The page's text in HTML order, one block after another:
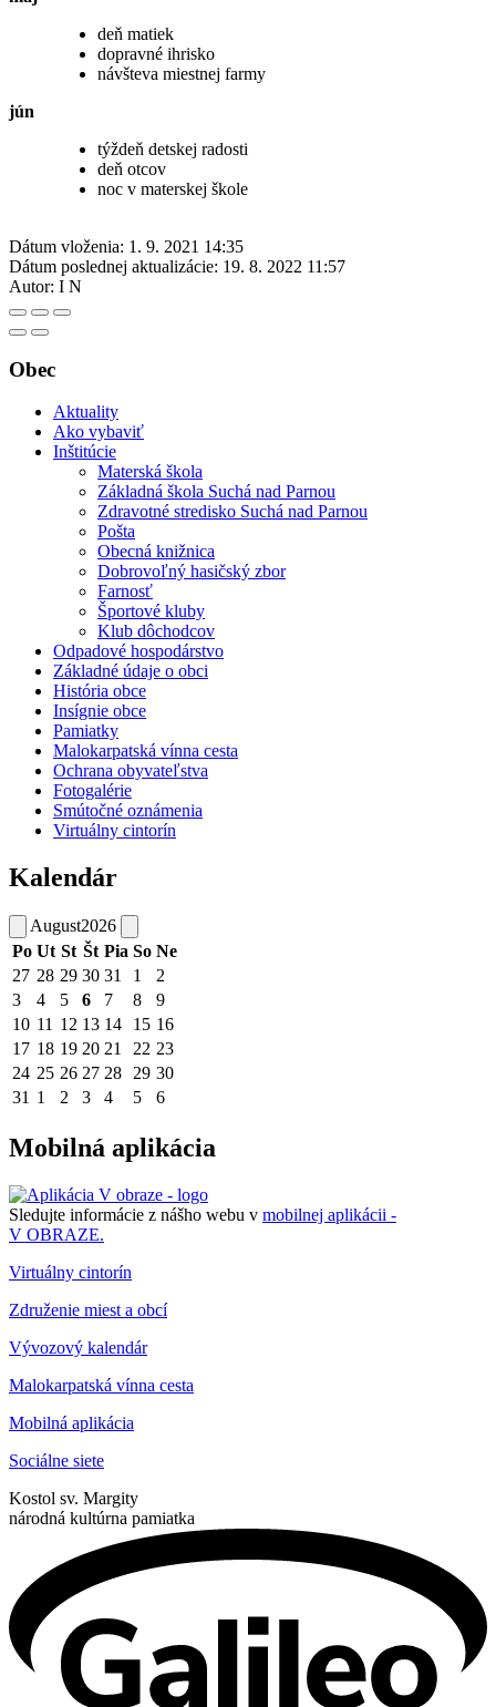
deň matiek
dopravné ihrisko
návšteva miestnej farmy
jún
týždeň detskej radosti
deň otcov
noc v materskej škole
Dátum vloženia: 1. 9. 2021 14:35
Dátum poslednej aktualizácie: 19. 8. 2022 11:57
Autor: I N
Obec
Aktuality
Ako vybaviť
Inštitúcie
Materská škola
Základná škola Suchá nad Parnou
Zdravotné stredisko Suchá nad Parnou
Pošta
Obecná knižnica
Dobrovoľný hasičský zbor
Farnosť
Športové kluby
Klub dôchodcov
Odpadové hospodárstvo
Základné údaje o obci
História obce
Insígnie obce
Pamiatky
Malokarpatská vínna cesta
Ochrana obyvateľstva
Fotogalérie
Smútočné oznámenia
Virtuálny cintorín
Kalendár
August2026
Po Ut St Št Pia So Ne
27 28 29 30 31 1
2
3
4 5 6 7 8
9
10 11 12 13 14 15 16
17 18 19 20 21 22 23
24 25 26 27 28 29 30
31 1 2 3 4 5 6
Mobilná aplikácia
Sledujte informácie z nášho webu v mobilnej aplikácii -
V OBRAZE.
Virtuálny cintorín
Združenie miest a obcí
Vývozový kalendár
Malokarpatská vínna cesta
Mobilná aplikácia
Sociálne siete
Kostol sv. Margity
národná kultúrna pamiatka